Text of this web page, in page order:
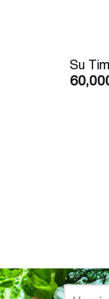
Su Tim